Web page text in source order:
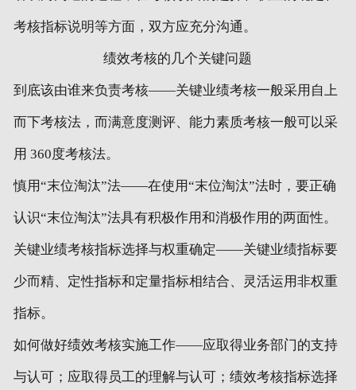
考核指标说明等方面，双方应充分沟通。
绩效考核的几个关键问题
到底该由谁来负责考核——关键业绩考核一般采用自上
而下考核法，而满意度测评、能力素质考核一般可以采
用 360度考核法。
慎用“末位淘汰”法——在使用“末位淘汰”法时，要正确
认识“末位淘汰”法具有积极作用和消极作用的两面性。
关键业绩考核指标选择与权重确定——关键业绩指标要
少而精、定性指标和定量指标相结合、灵活运用非权重
指标。
如何做好绩效考核实施工作——应取得业务部门的支持
与认可；应取得员工的理解与认可；绩效考核指标选择